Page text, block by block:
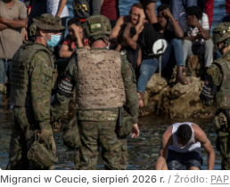
Migranci w Ceucie, sierpień 2026 r. / Źródło: PAP